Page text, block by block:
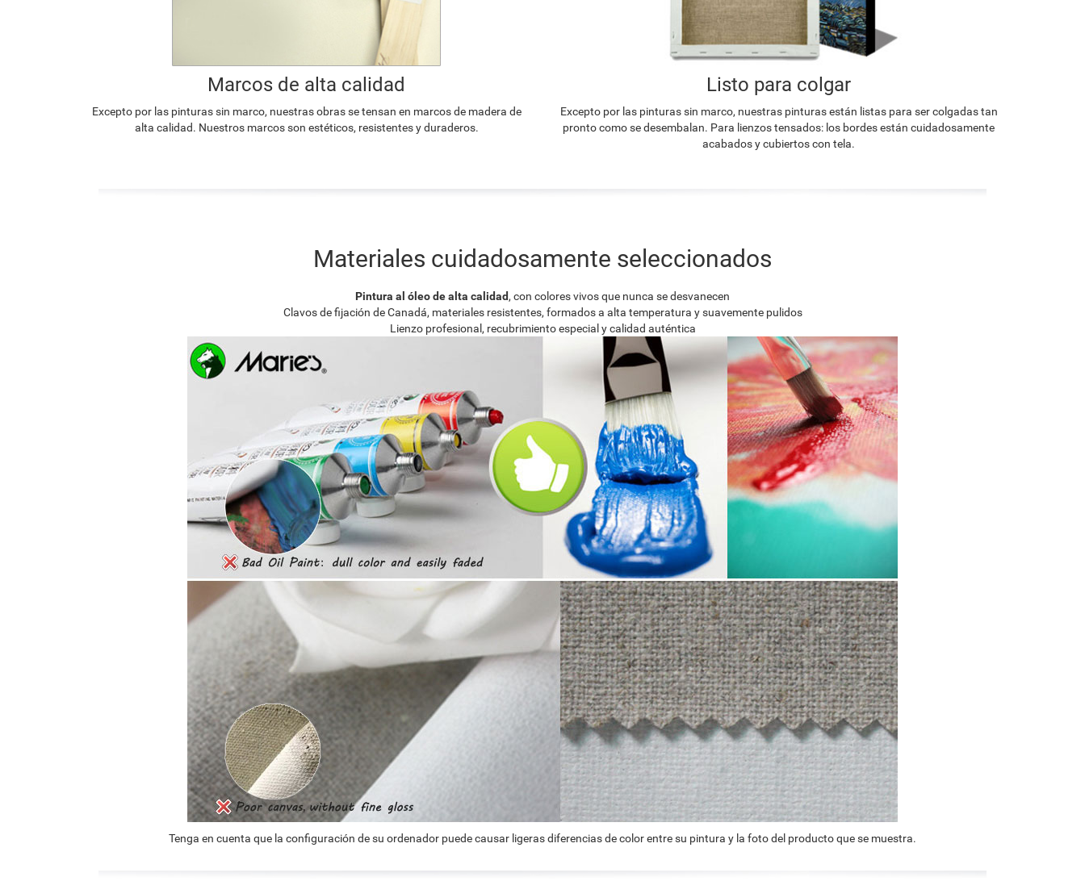
Marcos de alta calidad
Excepto por las pinturas sin marco, nuestras obras se tensan en marcos de madera de
alta calidad. Nuestros marcos son estéticos, resistentes y duraderos.
Listo para colgar
Excepto por las pinturas sin marco, nuestras pinturas están listas para ser colgadas tan
pronto como se desembalan. Para lienzos tensados: los bordes están cuidadosamente
acabados y cubiertos con tela.
Materiales cuidadosamente seleccionados
Pintura al óleo de alta calidad, con colores vivos que nunca se desvanecen
Clavos de fijación de Canadá, materiales resistentes, formados a alta temperatura y suavemente pulidos
Lienzo profesional, recubrimiento especial y calidad auténtica
Tenga en cuenta que la configuración de su ordenador puede causar ligeras diferencias de color entre su pintura y la foto del producto que se muestra.